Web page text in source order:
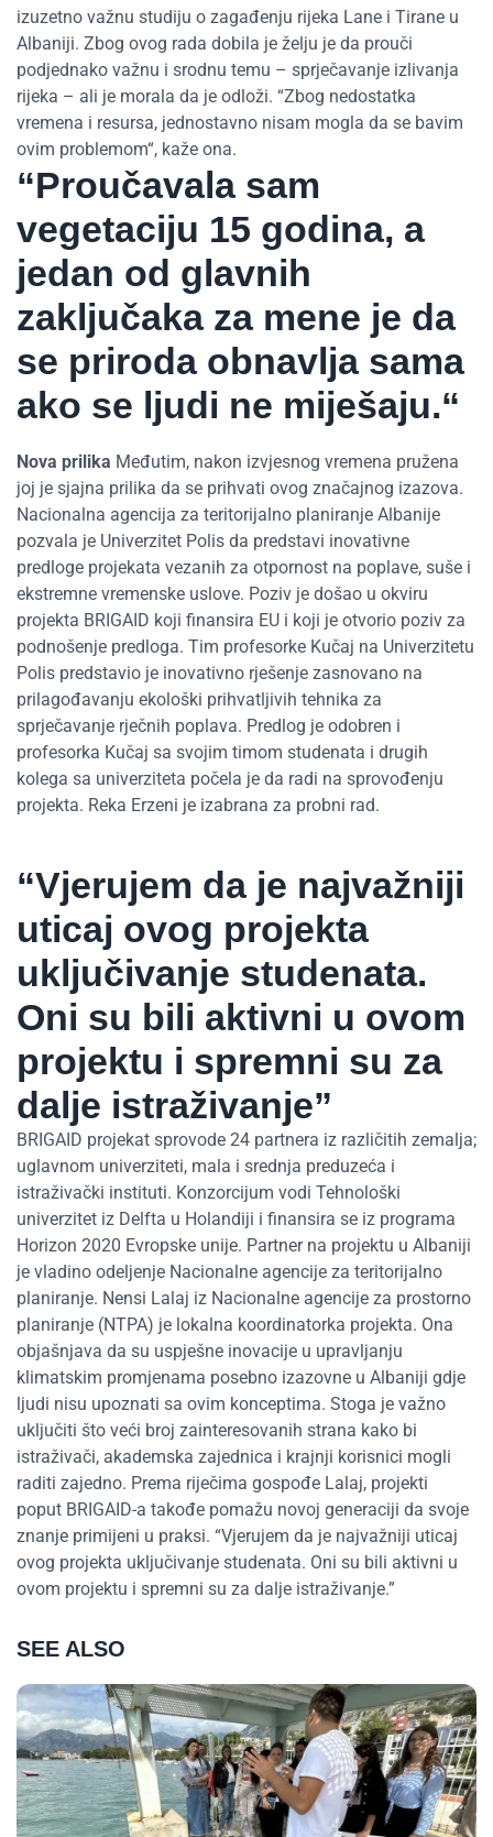
izuzetno važnu studiju o zagađenju rijeka Lane i Tirane u
Albaniji. Zbog ovog rada dobila je želju je da prouči
podjednako važnu i srodnu temu – sprječavanje izlivanja
rijeka – ali je morala da je odloži. “Zbog nedostatka
vremena i resursa, jednostavno nisam mogla da se bavim
ovim problemom“, kaže ona.
“Proučavala sam
vegetaciju 15 godina, a
jedan od glavnih
zaključaka za mene je da
se priroda obnavlja sama
ako se ljudi ne miješaju.“
Nova prilika Međutim, nakon izvjesnog vremena pružena
joj je sjajna prilika da se prihvati ovog značajnog izazova.
Nacionalna agencija za teritorijalno planiranje Albanije
pozvala je Univerzitet Polis da predstavi inovativne
predloge projekata vezanih za otpornost na poplave, suše i
ekstremne vremenske uslove. Poziv je došao u okviru
projekta BRIGAID koji finansira EU i koji je otvorio poziv za
podnošenje predloga. Tim profesorke Kučaj na Univerzitetu
Polis predstavio je inovativno rješenje zasnovano na
prilagođavanju ekološki prihvatljivih tehnika za
sprječavanje rječnih poplava. Predlog je odobren i
profesorka Kučaj sa svojim timom studenata i drugih
kolega sa univerziteta počela je da radi na sprovođenju
projekta. Reka Erzeni je izabrana za probni rad.
“Vjerujem da je najvažniji
uticaj ovog projekta
uključivanje studenata.
Oni su bili aktivni u ovom
projektu i spremni su za
dalje istraživanje”
BRIGAID projekat sprovode 24 partnera iz različitih zemalja;
uglavnom univerziteti, mala i srednja preduzeća i
istraživački instituti. Konzorcijum vodi Tehnološki
univerzitet iz Delfta u Holandiji i finansira se iz programa
Horizon 2020 Evropske unije. Partner na projektu u Albaniji
je vladino odeljenje Nacionalne agencije za teritorijalno
planiranje. Nensi Lalaj iz Nacionalne agencije za prostorno
planiranje (NTPA) je lokalna koordinatorka projekta. Ona
objašnjava da su uspješne inovacije u upravljanju
klimatskim promjenama posebno izazovne u Albaniji gdje
ljudi nisu upoznati sa ovim konceptima. Stoga je važno
uključiti što veći broj zainteresovanih strana kako bi
istraživači, akademska zajednica i krajnji korisnici mogli
raditi zajedno. Prema riječima gospođe Lalaj, projekti
poput BRIGAID-a takođe pomažu novoj generaciji da svoje
znanje primijeni u praksi. “Vjerujem da je najvažniji uticaj
ovog projekta uključivanje studenata. Oni su bili aktivni u
ovom projektu i spremni su za dalje istraživanje.”
SEE ALSO